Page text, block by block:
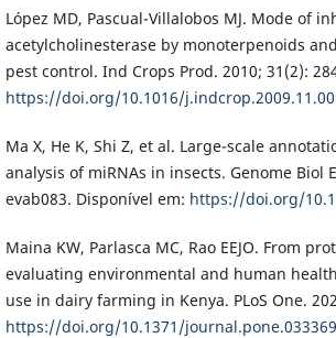
López MD, Pascual-Villalobos MJ. Mode of
acetylcholinesterase by monoterpenoids
pest control. Ind Crops Prod. 2010; 31(2):
https://doi.org/10.1016/
Ma X, He K, Shi Z, et al. Large-scale
analysis of miRNAs in insects. Genome Biol
evab083. Disponível em: https://doi.org/
Maina KW, Parlasca MC, Rao EEJO. From
evaluating environmental and human
use in dairy farming in Kenya. PLoS One.
https://doi.org/10.1371/